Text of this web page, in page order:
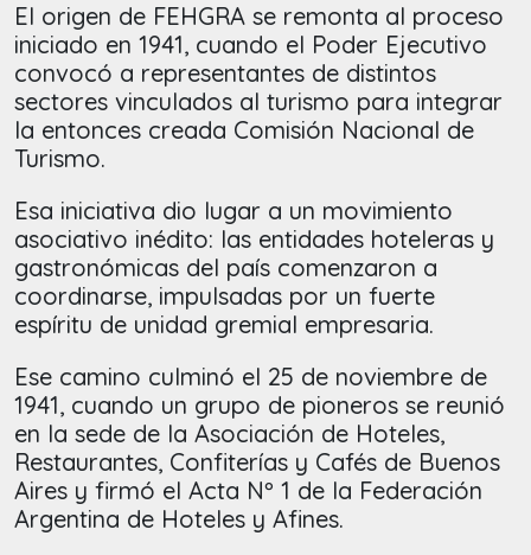
El origen de FEHGRA se remonta al proceso
iniciado en 1941, cuando el Poder Ejecutivo
convocó a representantes de distintos
sectores vinculados al turismo para integrar
la entonces creada Comisión Nacional de
Turismo.
Esa iniciativa dio lugar a un movimiento
asociativo inédito: las entidades hoteleras y
gastronómicas del país comenzaron a
coordinarse, impulsadas por un fuerte
espíritu de unidad gremial empresaria.
Ese camino culminó el 25 de noviembre de
1941, cuando un grupo de pioneros se reunió
en la sede de la Asociación de Hoteles,
Restaurantes, Confiterías y Cafés de Buenos
Aires y firmó el Acta Nº 1 de la Federación
Argentina de Hoteles y Afines.